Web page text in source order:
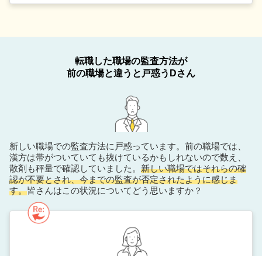
転職した職場の監査方法が
前の職場と違うと戸惑うDさん
新しい職場での監査方法に戸惑っています。前の職場では、
漢方は帯がついていても抜けているかもしれないので数え、
散剤も秤量で確認していました。 新しい職場ではそれらの確
認が不要とされ、今までの監査が否定されたように感じま
す。皆さんはこの状況についてどう思いますか？